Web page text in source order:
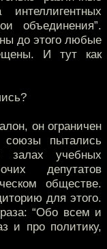
объединения”.
до этого любые
И тут как
он ограничен
пытались
залах учебных
депутатов
обществе.
для этого.
“Обо всем и
и про политику,